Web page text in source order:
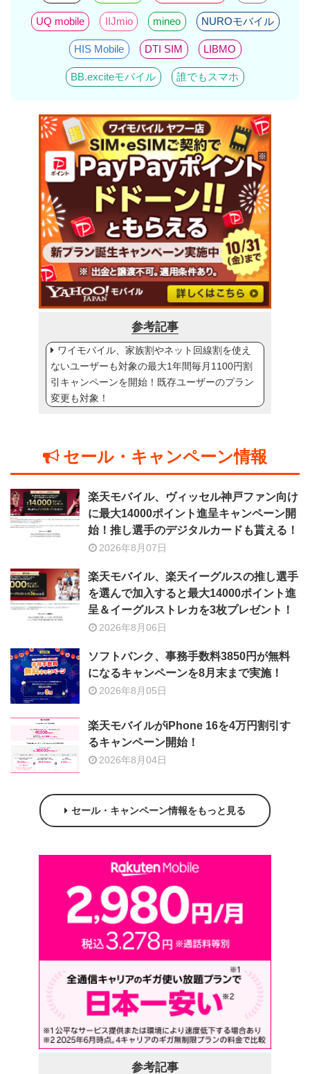
UQ mobile IIJmio mineo NUROモバイル
HIS Mobile DTI SIM LIBMO
BB.exciteモバイル 誰でもスマホ
参考記事
ワイモバイル、家族割やネット回線割を使え
ないユーザーも対象の最大1年間毎月1100円割
引キャンペーンを開始！既存ユーザーのプラン
変更も対象！
セール・キャンペーン情報
楽天モバイル、ヴィッセル神戸ファン向け
に最大14000ポイント進呈キャンペーン開
始！推し選手のデジタルカードも貰える！
2026年8月07日
楽天モバイル、楽天イーグルスの推し選手
を選んで加入すると最大14000ポイント進
呈＆イーグルストレカを3枚プレゼント！
2026年8月06日
ソフトバンク、事務手数料3850円が無料
になるキャンペーンを8月末まで実施！
2026年8月05日
楽天モバイルがiPhone 16を4万円割引す
るキャンペーン開始！
2026年8月04日
セール・キャンペーン情報をもっと見る
参考記事